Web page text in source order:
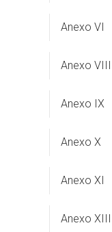
Anexo VI
Anexo VIII
Anexo IX
Anexo X
Anexo XI
Anexo XIII